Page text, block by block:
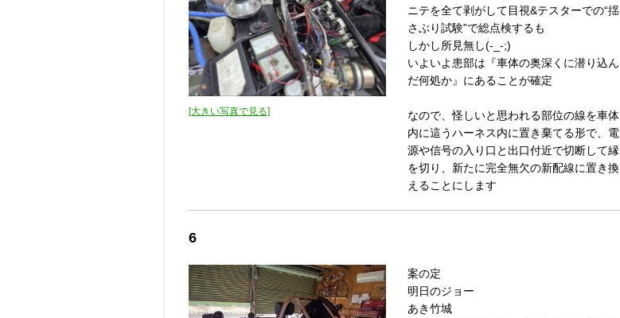
[大きい写真で見る]
ニテを全て剥がして目視&テスターでの“揺
さぶり試験”で総点検するも
しかし所見無し(-_-;)
いよいよ患部は『車体の奥深くに潜り込ん
だ何処か』にあることが確定
なので、怪しいと思われる部位の線を車体
内に這うハーネス内に置き棄てる形で、電
源や信号の入り口と出口付近で切断して縁
を切り、新たに完全無欠の新配線に置き換
えることにします
6
案の定
明日のジョー
あき竹城